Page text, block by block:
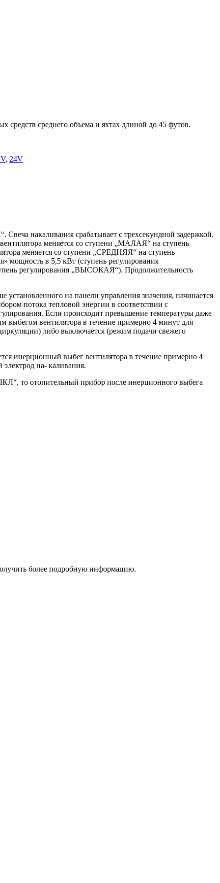
средств среднего объема и яхтах длиной до 45 футов.
, 24V
накаливания срабатывает с трехсекундной задержкой.
меняется со ступени „МАЛАЯ“ на ступень
меняется со ступени „СРЕДНЯЯ“ на ступень
мощность в 5,5 кВт (ступень регулирования
регулирования „ВЫСОКАЯ“). Продолжительность
на панели управления значения, начинается
потока тепловой энергии в соответствии с
Если происходит превышение температуры даже
выбегом вентилятора в течение примерно 4 минут для
либо выключается (режим подачи свежего
инерционный выбег вентилятора в течение примерно 4
на- каливания.
то отопительный прибор после инерционного выбега
более подробную информацию.